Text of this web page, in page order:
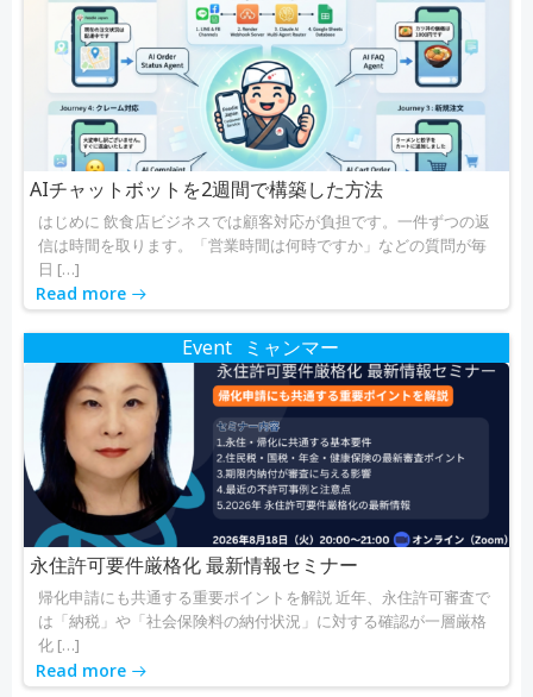
AIチャットボットを2週間で構築した方法
はじめに 飲食店ビジネスでは顧客対応が負担です。一件ずつの返
信は時間を取ります。「営業時間は何時ですか」などの質問が毎
日 […]
Read more
Event ミャンマー
永住許可要件厳格化 最新情報セミナー
帰化申請にも共通する重要ポイントを解説 近年、永住許可審査で
は「納税」や「社会保険料の納付状況」に対する確認が一層厳格
化 […]
Read more